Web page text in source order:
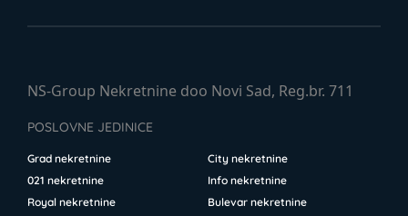
NS-Group Nekretnine doo Novi Sad, Reg.br. 711
POSLOVNE JEDINICE
Grad nekretnine
City nekretnine
021 nekretnine
Info nekretnine
Royal nekretnine
Bulevar nekretnine